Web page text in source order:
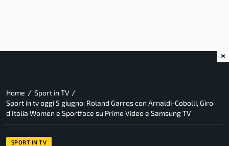
Home / Sport in TV /
Sport in tv oggi 5 giugno: Roland Garros con Arnaldi-Cobolli, Giro
d’Italia Women e Sportface su Prime Video e Samsung TV
SPORT IN TV
×